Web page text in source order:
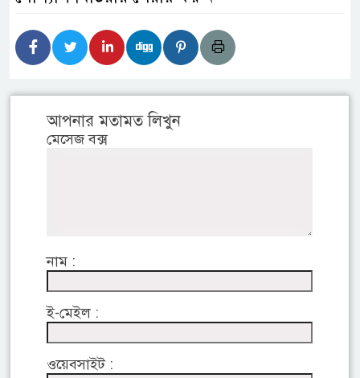
আপনার মতামত লিখুন
মেসেজ বক্স
নাম :
ই-মেইল :
ওয়েবসাইট :